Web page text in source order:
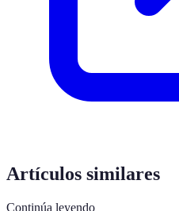
Artículos similares
Continúa leyendo